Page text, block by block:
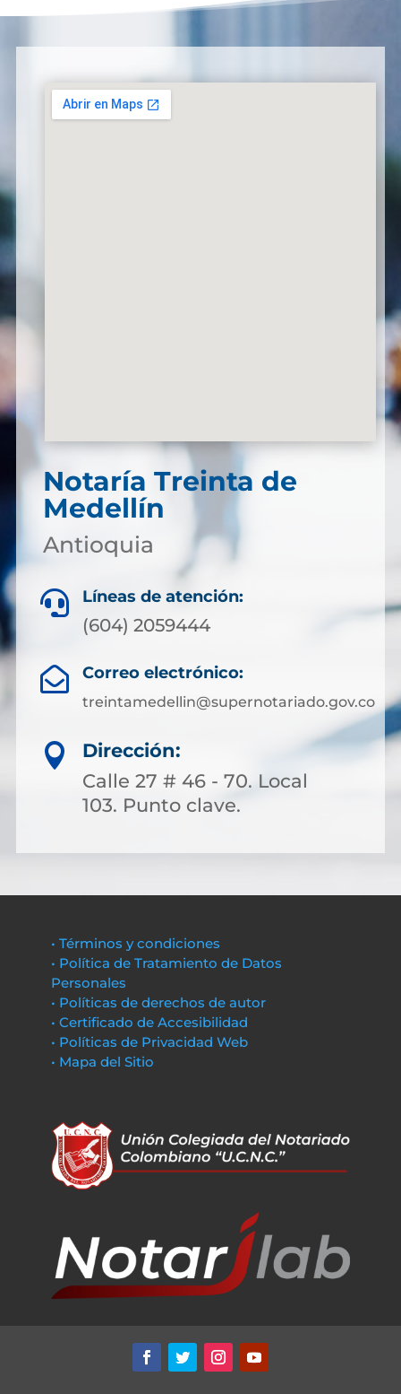
Notaría Treinta de
Medellín
Antioquia
 Líneas de atención:
(604) 2059444
 Correo electrónico:
treintamedellin@supernotariado.gov.co

Dirección:
Calle 27 # 46 - 70. Local
103. Punto clave.
• Términos y condiciones
• Política de Tratamiento de Datos
Personales
• Políticas de derechos de autor
• Certificado de Accesibilidad
• Políticas de Privacidad Web
• Mapa del Sitio